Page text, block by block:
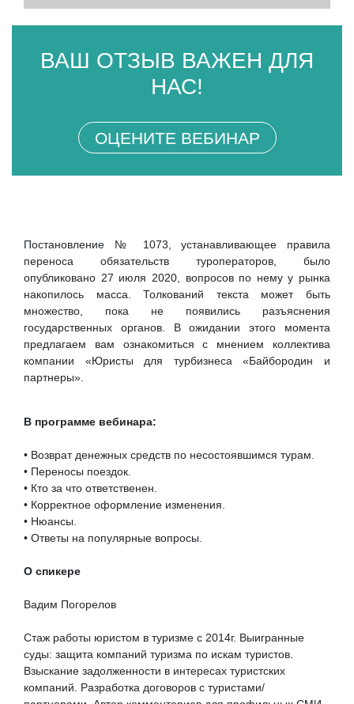
ВАШ ОТЗЫВ ВАЖЕН ДЛЯ
НАС!
ОЦЕНИТЕ ВЕБИНАР
Постановление № 1073, устанавливающее правила
переноса обязательств туроператоров, было
опубликовано 27 июля 2020, вопросов по нему у рынка
накопилось масса. Толкований текста может быть
множество, пока не появились разъяснения
государственных органов. В ожидании этого момента
предлагаем вам ознакомиться с мнением коллектива
компании «Юристы для турбизнеса «Байбородин и
партнеры».
В программе вебинара:
• Возврат денежных средств по несостоявшимся турам.
• Переносы поездок.
• Кто за что ответственен.
• Корректное оформление изменения.
• Нюансы.
• Ответы на популярные вопросы.
О спикере
Вадим Погорелов
Стаж работы юристом в туризме с 2014г. Выигранные
суды: защита компаний туризма по искам туристов.
Взыскание задолженности в интересах туристских
компаний. Разработка договоров с туристами/